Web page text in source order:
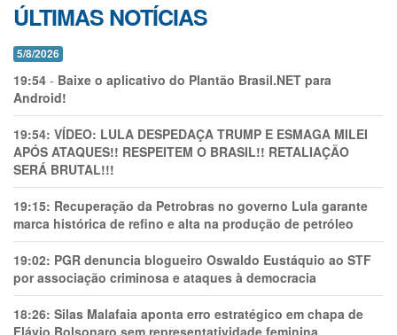
ÚLTIMAS NOTÍCIAS
5/8/2026
19:54 - Baixe o aplicativo do Plantão Brasil.NET para
Android!
19:54: VÍDEO: LULA DESPEDAÇA TRUMP E ESMAGA MILEI
APÓS ATAQUES!! RESPEITEM O BRASIL!! RETALIAÇÃO
SERÁ BRUTAL!!!
19:15: Recuperação da Petrobras no governo Lula garante
marca histórica de refino e alta na produção de petróleo
19:02: PGR denuncia blogueiro Oswaldo Eustáquio ao STF
por associação criminosa e ataques à democracia
18:26: Silas Malafaia aponta erro estratégico em chapa de
Flávio Bolsonaro sem representatividade feminina